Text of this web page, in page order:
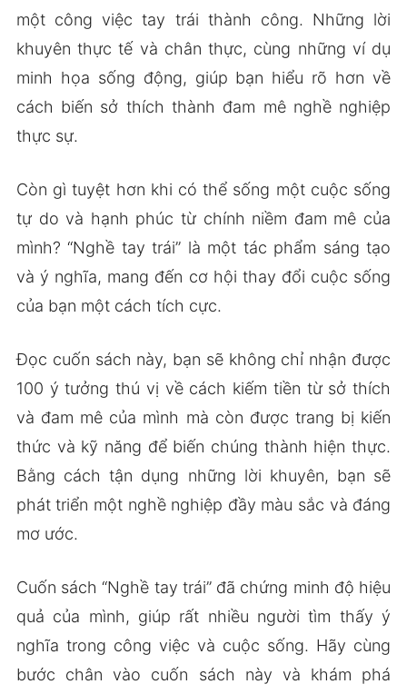
một công việc tay trái thành công. Những lời
khuyên thực tế và chân thực, cùng những ví dụ
minh họa sống động, giúp bạn hiểu rõ hơn về
cách biến sở thích thành đam mê nghề nghiệp
thực sự.
Còn gì tuyệt hơn khi có thể sống một cuộc sống
tự do và hạnh phúc từ chính niềm đam mê của
mình? “Nghề tay trái” là một tác phẩm sáng tạo
và ý nghĩa, mang đến cơ hội thay đổi cuộc sống
của bạn một cách tích cực.
Đọc cuốn sách này, bạn sẽ không chỉ nhận được
100 ý tưởng thú vị về cách kiếm tiền từ sở thích
và đam mê của mình mà còn được trang bị kiến
thức và kỹ năng để biến chúng thành hiện thực.
Bằng cách tận dụng những lời khuyên, bạn sẽ
phát triển một nghề nghiệp đầy màu sắc và đáng
mơ ước.
Cuốn sách “Nghề tay trái” đã chứng minh độ hiệu
quả của mình, giúp rất nhiều người tìm thấy ý
nghĩa trong công việc và cuộc sống. Hãy cùng
bước chân vào cuốn sách này và khám phá